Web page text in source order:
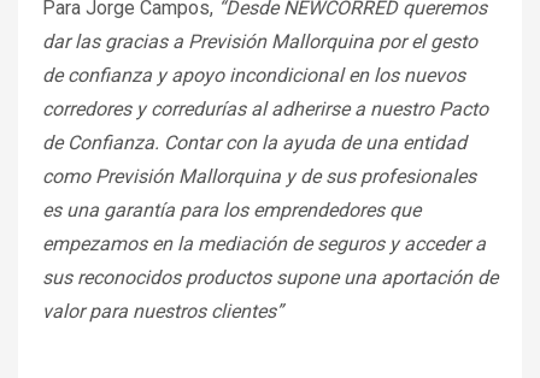
Para Jorge Campos, “Desde NEWCORRED queremos
dar las gracias a Previsión Mallorquina por el gesto
de confianza y apoyo incondicional en los nuevos
corredores y corredurías al adherirse a nuestro Pacto
de Confianza. Contar con la ayuda de una entidad
como Previsión Mallorquina y de sus profesionales
es una garantía para los emprendedores que
empezamos en la mediación de seguros y acceder a
sus reconocidos productos supone una aportación de
valor para nuestros clientes”